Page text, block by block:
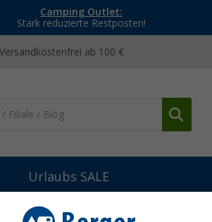
Camping Outlet:
Stark reduzierte Restposten!
ab 100 €
Urlaubs SALE
Camping-Werkzeug